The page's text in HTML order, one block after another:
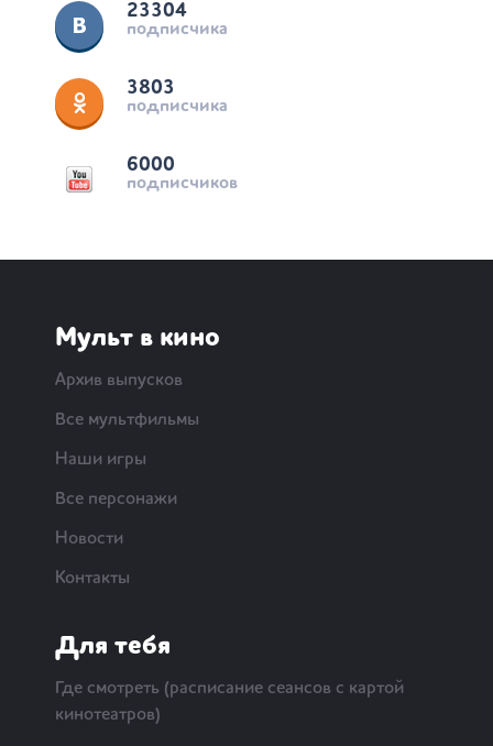
23304
подписчика
3803
подписчика
6000
подписчиков
Мульт в кино
Архив выпусков
Все мультфильмы
Наши игры
Все персонажи
Новости
Контакты
Для тебя
Где смотреть (расписание сеансов с картой
кинотеатров)